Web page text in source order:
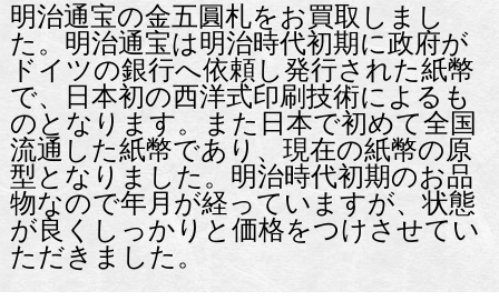
明治通宝の金五圓札をお買取しまし
た。明治通宝は明治時代初期に政府が
ドイツの銀行へ依頼し発行された紙幣
で、日本初の西洋式印刷技術によるも
のとなります。また日本で初めて全国
流通した紙幣であり、現在の紙幣の原
型となりました。明治時代初期のお品
物なので年月が経っていますが、状態
が良くしっかりと価格をつけさせてい
ただきました。